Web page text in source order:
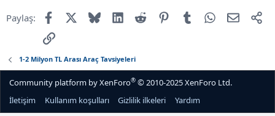
Paylaş: Facebook BlueskyLinkedIn
Reddit PinterestTumblr WhatsApp
E-mail
Link
1-2 Milyon TL Arası Araç Tavsiyeleri
Community platform by XenForo® © 2010-2025 XenForo Ltd.
İletişim
Kullanım koşulları Gizlilik ilkeleri Yardım